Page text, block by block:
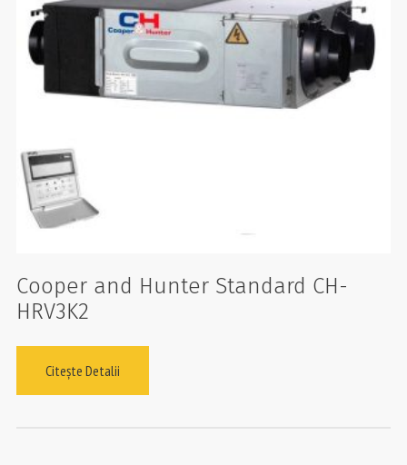
Cooper and Hunter Standard CH-
HRV3K2
Citește Detalii